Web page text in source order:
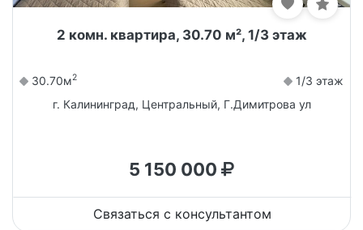
2 комн. квартира, 30.70 м², 1/3 этаж
30.70м2
1/3 этаж
г. Калининград, Центральный, Г.Димитрова ул
5 150 000
Связаться с консультантом